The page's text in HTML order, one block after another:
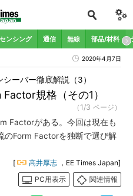
センシング 通信 無線 部品/材料
2020年4月7日
規格（その1）
ーバー徹底解説（3）
（1/3 ページ）
Factorがある。今回は現在も
のForm Factorを独断で選び解
[ 高井厚志 ，EE Times Japan]
PC用表示
関連情報